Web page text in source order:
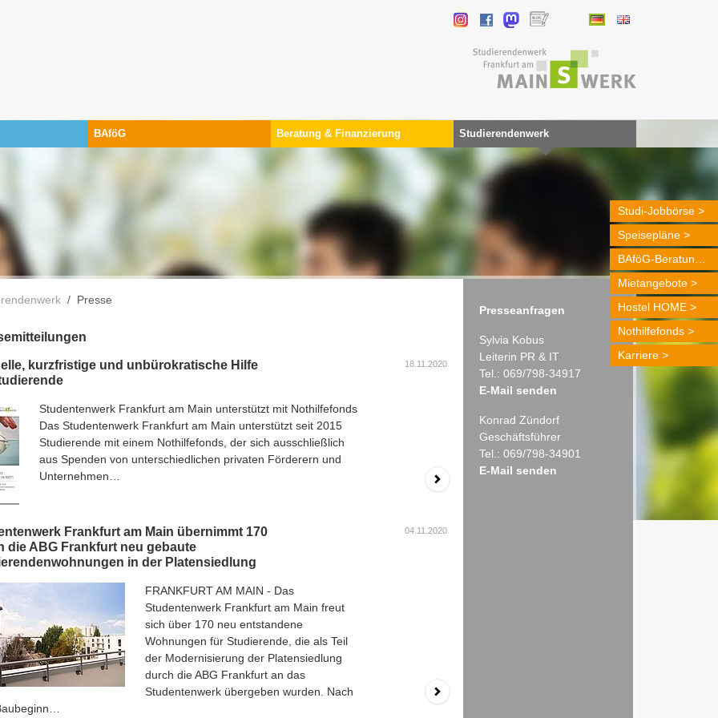
BAföG Beratung & Finanzierung Studierendenwerk
Studi-Jobbörse
Speisepläne
Mietangebote
Hostel HOME
Nothilfefonds
Karriere
Presse
kurzfristige und unbürokratische Hilfe
18.11.2020
Studentenwerk Frankfurt am Main unterstützt mit Nothilfefonds
Das Studentenwerk Frankfurt am Main unterstützt seit 2015
Studierende mit einem Nothilfefonds, der sich ausschließlich
aus Spenden von unterschiedlichen privaten Förderern und
Unternehmen…
Frankfurt am Main übernimmt 170
die ABG Frankfurt neu gebaute
in der Platensiedlung
04.11.2020
FRANKFURT AM MAIN - Das
Studentenwerk Frankfurt am Main freut
sich über 170 neu entstandene
Wohnungen für Studierende, die als Teil
der Modernisierung der Platensiedlung
durch die ABG Frankfurt an das
Studentenwerk übergeben wurden. Nach
Presseanfragen
Sylvia Kobus
Leiterin PR & IT
Tel.: 069/798-34917
E-Mail senden
Konrad Zündorf
Geschäftsführer
Tel.: 069/798-34901
E-Mail senden